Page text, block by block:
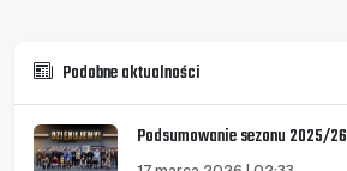
Podobne aktualności
Podsumowanie sezonu 2025/26